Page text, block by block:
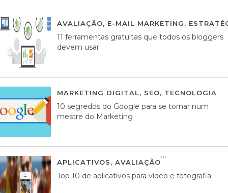
AVALIAÇÃO, E-MAIL MARKETING,
11 ferramentas gratuitas que todos os bloggers
devem usar
MARKETING DIGITAL, SEO, TECNOLOGIA
10 segredos do Google para se tornar num
mestre do Marketing
APLICATIVOS, AVALIAÇÃO
Top 10 de aplicativos para vídeo e fotografia